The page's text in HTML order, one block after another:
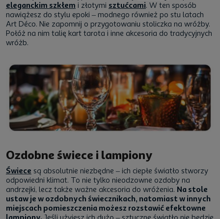
eleganckim szkłem i złotymi sztućcami. W ten sposób
nawiążesz do stylu epoki – modnego również po stu latach
Art Déco. Nie zapomnij o przygotowaniu stoliczka na wróżby.
Połóż na nim talię kart tarota i inne akcesoria do tradycyjnych
wróżb.
Ozdobne świece i lampiony
Świece są absolutnie niezbędne – ich ciepłe światło stworzy
odpowiedni klimat. To nie tylko nieodzowne ozdoby na
andrzejki, lecz także ważne akcesoria do wróżenia. Na stole
ustaw je w ozdobnych świecznikach, natomiast w innych
miejscach pomieszczenia możesz rozstawić efektowne